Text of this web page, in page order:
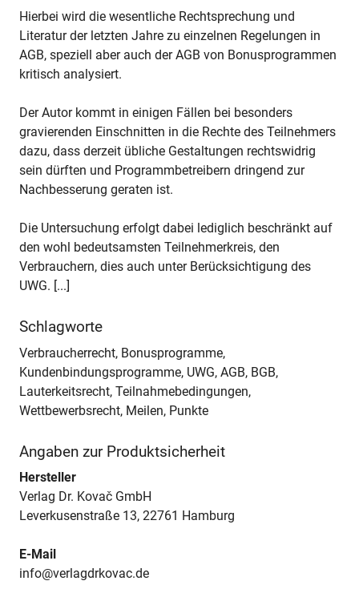
Hierbei wird die wesentliche Rechtsprechung und
Literatur der letzten Jahre zu einzelnen Regelungen in
AGB, speziell aber auch der AGB von Bonusprogrammen
kritisch analysiert.
Der Autor kommt in einigen Fällen bei besonders
gravierenden Einschnitten in die Rechte des Teilnehmers
dazu, dass derzeit übliche Gestaltungen rechtswidrig
sein dürften und Programmbetreibern dringend zur
Nachbesserung geraten ist.
Die Untersuchung erfolgt dabei lediglich beschränkt auf
den wohl bedeutsamsten Teilnehmerkreis, den
Verbrauchern, dies auch unter Berücksichtigung des
UWG. [...]
Schlagworte
Verbraucherrecht, Bonusprogramme,
Kundenbindungsprogramme, UWG, AGB, BGB,
Lauterkeitsrecht, Teilnahmebedingungen,
Wettbewerbsrecht, Meilen, Punkte
Angaben zur Produktsicherheit
Hersteller
Verlag Dr. Kovač GmbH
Leverkusenstraße 13, 22761 Hamburg
E-Mail
info@verlagdrkovac.de